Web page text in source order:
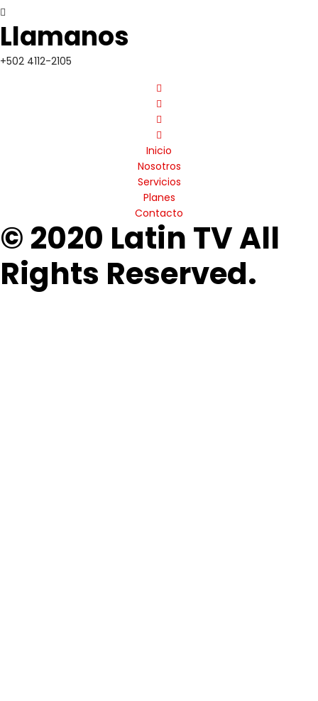
Llamanos
+502 4112-2105
Inicio
Nosotros
Servicios
Planes
Contacto
© 2020 Latin TV All
Rights Reserved.